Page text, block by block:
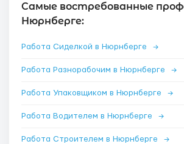
Самые востребованные
Нюрнберге:
Работа Сиделкой в Нюрнберге →
Работа Разнорабочим в Нюрнберге →
Работа Упаковщиком в Нюрнберге →
Работа Водителем в Нюрнберге →
Работа Строителем в Нюрнберге →